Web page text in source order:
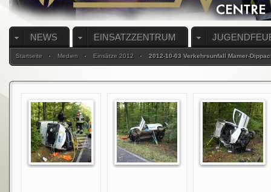
NEWS EINSATZZENTRUM
Startseite Medien Einsätze 2012 2012-10-03 Verkehrsunfall Mamer-